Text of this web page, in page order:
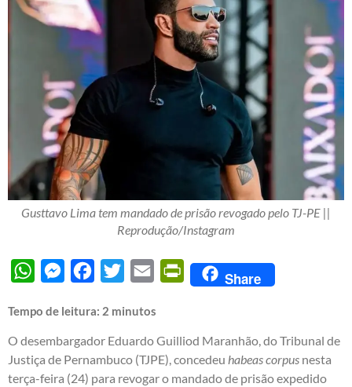
Gusttavo Lima tem mandado de prisão revogado pelo TJ-PE ||
Reprodução/Instagram
WhatsAppMessengerFacebook
Twitter Email PrintFriendly
Share
Tempo de leitura: 2 minutos
O desembargador Eduardo Guilliod Maranhão, do Tribunal de
Justiça de Pernambuco (TJPE), concedeu habeas corpus nesta
terça-feira (24) para revogar o mandado de prisão expedido